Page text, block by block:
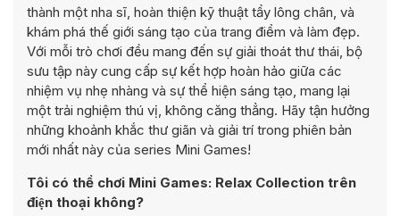
thành một nha sĩ, hoàn thiện kỹ thuật tẩy lông chân, và
khám phá thế giới sáng tạo của trang điểm và làm đẹp.
Với mỗi trò chơi đều mang đến sự giải thoát thư thái, bộ
sưu tập này cung cấp sự kết hợp hoàn hảo giữa các
nhiệm vụ nhẹ nhàng và sự thể hiện sáng tạo, mang lại
một trải nghiệm thú vị, không căng thẳng. Hãy tận hưởng
những khoảnh khắc thư giãn và giải trí trong phiên bản
mới nhất này của series Mini Games!
Tôi có thể chơi Mini Games: Relax Collection trên
điện thoại không?